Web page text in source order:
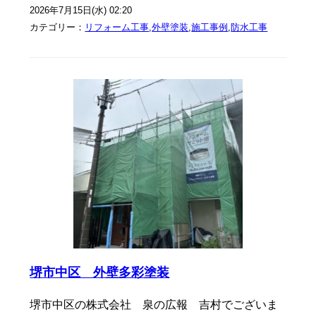
2026年7月15日(水) 02:20
カテゴリー： リフォーム工事,外壁塗装,施工事例 ,防水工事
堺市中区 外壁多彩塗装
堺市中区の株式会社 泉の広報 吉村でございま